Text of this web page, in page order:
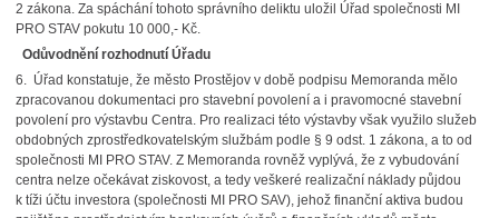
2 zákona. Za spáchání tohoto správního deliktu uložil Úřad společnosti MI
PRO STAV pokutu 10 000,- Kč.
Odůvodnění rozhodnutí Úřadu
6. Úřad konstatuje, že město Prostějov v době podpisu Memoranda mělo
zpracovanou dokumentaci pro stavební povolení a i pravomocné stavební
povolení pro výstavbu Centra. Pro realizaci této výstavby však využilo služeb
obdobných zprostředkovatelským službám podle § 9 odst. 1 zákona, a to od
společnosti MI PRO STAV. Z Memoranda rovněž vyplývá, že z vybudování
centra nelze očekávat ziskovost, a tedy veškeré realizační náklady půjdou
k tíži účtu investora (společnosti MI PRO SAV), jehož finanční aktiva budou